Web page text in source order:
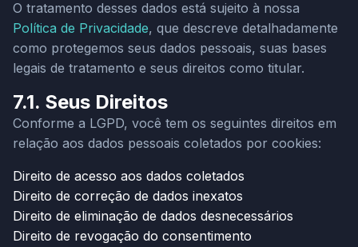
O tratamento desses dados está sujeito à nossa
Política de Privacidade, que descreve detalhadamente
como protegemos seus dados pessoais, suas bases
legais de tratamento e seus direitos como titular.
7.1. Seus Direitos
Conforme a LGPD, você tem os seguintes direitos em
relação aos dados pessoais coletados por cookies:
Direito de acesso aos dados coletados
Direito de correção de dados inexatos
Direito de eliminação de dados desnecessários
Direito de revogação do consentimento